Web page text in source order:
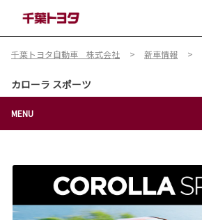
千葉トヨタ自動車 株式会社 新車情報
カローラ スポーツ
MENU